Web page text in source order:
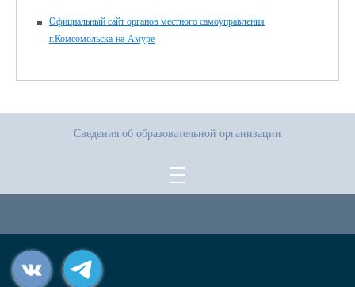
Официальный сайт органов местного самоуправления
г.Комсомольска-на-Амуре
Сведения об образовательной организации